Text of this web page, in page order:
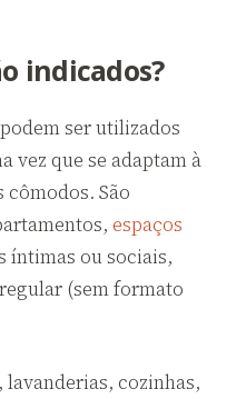
indicados?
ser utilizados
vez que se adaptam à
São
espaços
íntimas ou sociais,
(sem formato
cozinhas,